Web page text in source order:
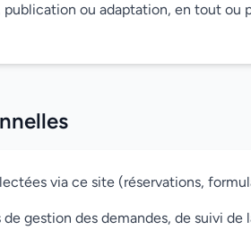
ou adaptation, en tout ou
via ce site (réservations,
gestion des demandes, de suivi